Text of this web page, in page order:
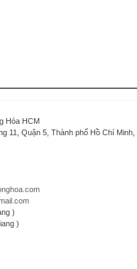
Hóa HCM
11, Quận 5, Thành phố Hồ Chí Minh,
)
)